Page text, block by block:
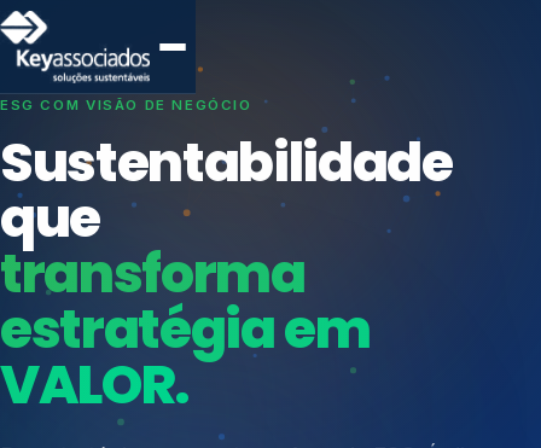
SISTEMAS DE GESTÃO OTIMIZADOS E INTEGRADOS
Conformidade que
protege seu
negócio.
Consultoria, auditoria e treinamentos em ISO 27001,
ISO 27701, ISO 42001, ISO 37001, ISO 9001, ISO
14001, ISO 45001, ONA e PNQ — Gestão de
Índices de Mercado
Mudanças Climáticas
Reputação e Cadeia
Reporte Regulatório